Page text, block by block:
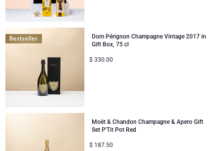
Dom Pérignon Champagne Vintage 2017 in
Gift Box, 75 cl
$ 330.00
Moët & Chandon Champagne & Apero Gift
Set P'Tit Pot Red
$ 187.50